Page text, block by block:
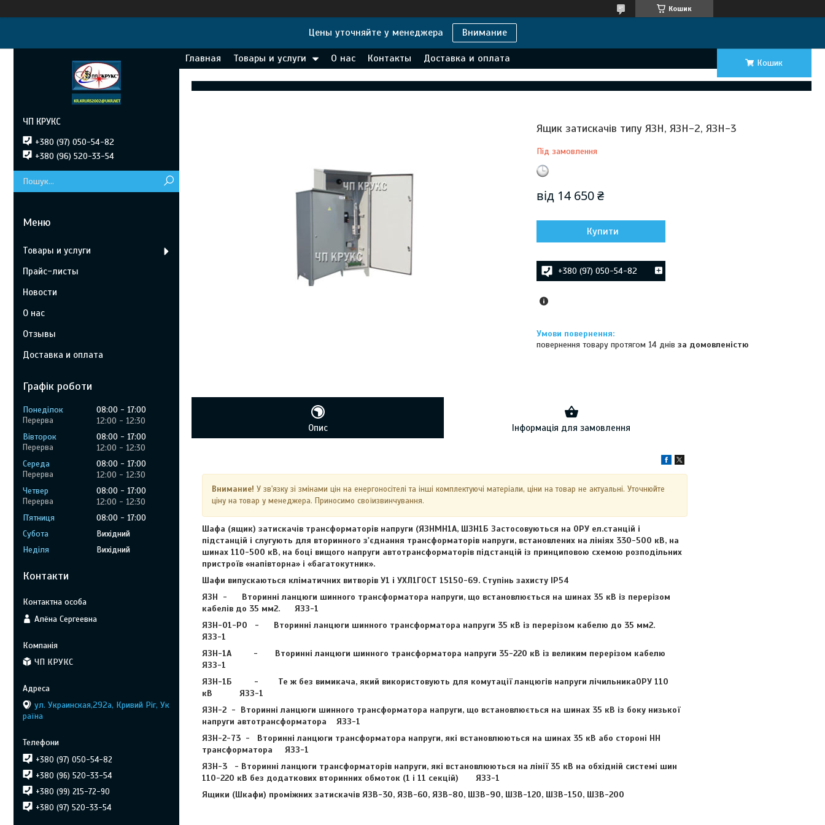
Кошик
Цены уточняйте у менеджера Внимание
Главная Товары и услуги О нас Контакты Доставка и оплата Кошик
Ящик затискачів типу ЯЗН, ЯЗН-2, ЯЗН-3
Під замовлення
від 14 650 ₴
Купити
+380 (97) 050-54-82
повернення товару протягом 14 днівза домовленістю
Опис Інформація для замовлення
Внимание! У зв'язку зі змінами цін на енергоносітелі та інші комплектуючі матеріали, ціни на товар не актуальні. Уточнюйте
ціну на товар у менеджера. Приносимо своїизвинчування.
Шафа (ящик) затискачів трансформаторів напруги (ЯЗНМН1А, ШЗН1Б Застосовуються на ОРУ ел.станцій і
підстанцій і слугують для вторинного з'єднання трансформаторів напруги, встановлених на лініях 330-500 кВ, на
шинах 110-500 кВ, на боці вищого напруги автотрансформаторів підстанцій із принциповою схемою розподільних
пристроїв «напівторна» і «багатокутник».
Шафи випускаються кліматичних витворів У1 і УХЛ1ГОСТ 15150-69. Ступінь захисту IP54
ЯЗН - Вторинні ланцюги шинного трансформатора напруги, що встановлюється на шинах 35 кВ із перерізом
кабелів до 35 мм2. ЯЗЗ-1
ЯЗН-01-РО - Вторинні ланцюги шинного трансформатора напруги 35 кВ із перерізом кабелю до 35 мм2.
ЯЗЗ-1
ЯЗН-1А - Вторинні ланцюги шинного трансформатора напруги 35-220 кВ із великим перерізом кабелю
ЯЗЗ-1
ЯЗН-1Б - Те ж без вимикача, який використовують для комутації ланцюгів напруги лічильникаОРУ 110
кВ ЯЗЗ-1
ЯЗН-2 - Вторинні ланцюги шинного трансформатора напруги, що встановлюється на шинах 35 кВ із боку низької
напруги автотрансформатора ЯЗЗ-1
ЯЗН-2-73 - Вторинні ланцюги трансформатора напруги, які встановлюються на шинах 35 кВ або стороні НН
трансформатора ЯЗЗ-1
ЯЗН-3 - Вторинні ланцюги трансформаторів напруги, які встановлюються на лінії 35 кВ на обхідній системі шин
110-220 кВ без додаткових вторинних обмоток (1 і 11 секцій) ЯЗЗ-1
Ящики (Шкафи) проміжних затискачів ЯЗВ-30, ЯЗВ-60, ЯЗВ-80, ШЗВ-90, ШЗВ-120, ШЗВ-150, ШЗВ-200
ЧП КРУКС
+380 (97) 050-54-82
+380 (96) 520-33-54
Товары и услуги
Прайс-листы
Новости
О нас
Отзывы
Доставка и оплата
Графік роботи
Понеділок 08:00
17:00
12:00
12:30
Вівторок
08:00
17:00
12:00
12:30
Середа
08:00
17:00
12:00
12:30
Четвер
08:00
17:00
12:00
12:30
Пʼятниця
08:00
17:00
Субота
Вихідний
Неділя
Вихідний
Контакти
Алёна Сергеевна
ЧП КРУКС
ул. Украинская,292а, Кривий Ріг, Ук
раїна
+380 (97) 050-54-82
+380 (96) 520-33-54
+380 (99) 215-72-90
+380 (97) 520-33-54